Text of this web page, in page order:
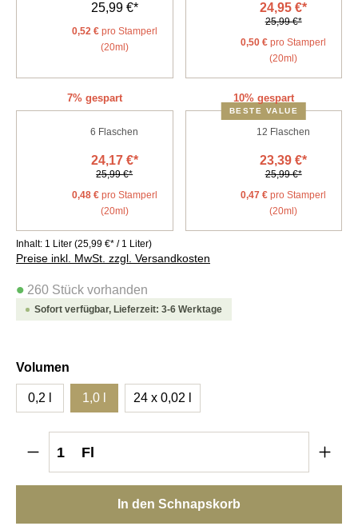
25,99 €*
0,52 €pro Stamperl
(20ml)
24,95 €*
25,99 €*
0,50 € pro Stamperl
(20ml)
6 Flaschen
24,17 €*
25,99 €*
7% gespart
0,48 €pro Stamperl
(20ml)
BESTE VALUE
12 Flaschen
23,39 €*
25,99 €*
10% gespart
0,47 € pro Stamperl
(20ml)
Inhalt: 1 Liter (25,99 €* / 1 Liter)
Preise inkl. MwSt. zzgl. Versandkosten
• 260 Stück vorhanden
Sofort verfügbar, Lieferzeit: 3-6 Werktage
Volumen
0,2 l 1,0 l 24 x 0,02 l
Produkt Anzahl: Gib den gewünschten
Fl
In den Schnapskorb